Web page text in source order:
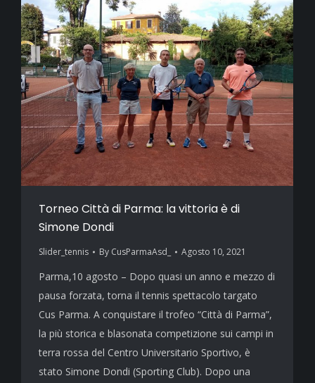
Torneo Città di Parma: la vittoria è di
Simone Dondi
Slider_tennis By CusParmaAsd_ Agosto 10, 2021
Parma,10 agosto – Dopo quasi un anno e mezzo di
pausa forzata, torna il tennis spettacolo targato
Cus Parma. A conquistare il trofeo “Città di Parma”,
la più storica e blasonata competizione sui campi in
terra rossa del Centro Universitario Sportivo, è
stato Simone Dondi (Sporting Club). Dopo una